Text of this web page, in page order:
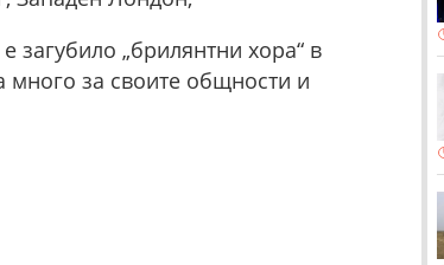
„брилянтни хора“ в
много за своите общности и